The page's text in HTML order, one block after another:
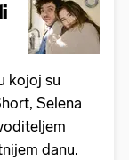
kojoj su
Selena
danu.